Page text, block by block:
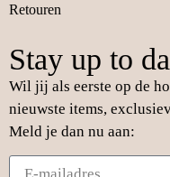
Retouren
Stay up to
Wil jij als eerste op de
nieuwste items,
Meld je dan nu aan: